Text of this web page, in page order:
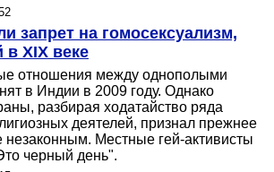
запрет на гомосексуализм,
XIX веке
отношения между однополыми
в Индии в 2009 году. Однако
разбирая ходатайство ряда
деятелей, признал прежнее
Местные гей-активисты
черный день".